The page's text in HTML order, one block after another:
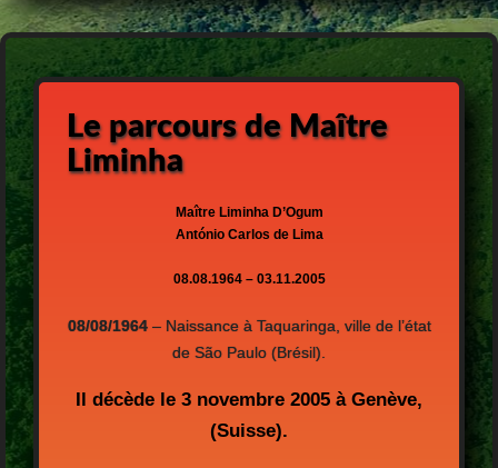
Le parcours de Maître
Liminha
Maître Liminha D’Ogum
António Carlos de Lima
08.08.1964 – 03.11.2005
08/08/1964– Naissance à Taquaringa, ville de l’état
de São Paulo (Brésil).
Il décède le 3 novembre 2005 à Genève,
(Suisse).